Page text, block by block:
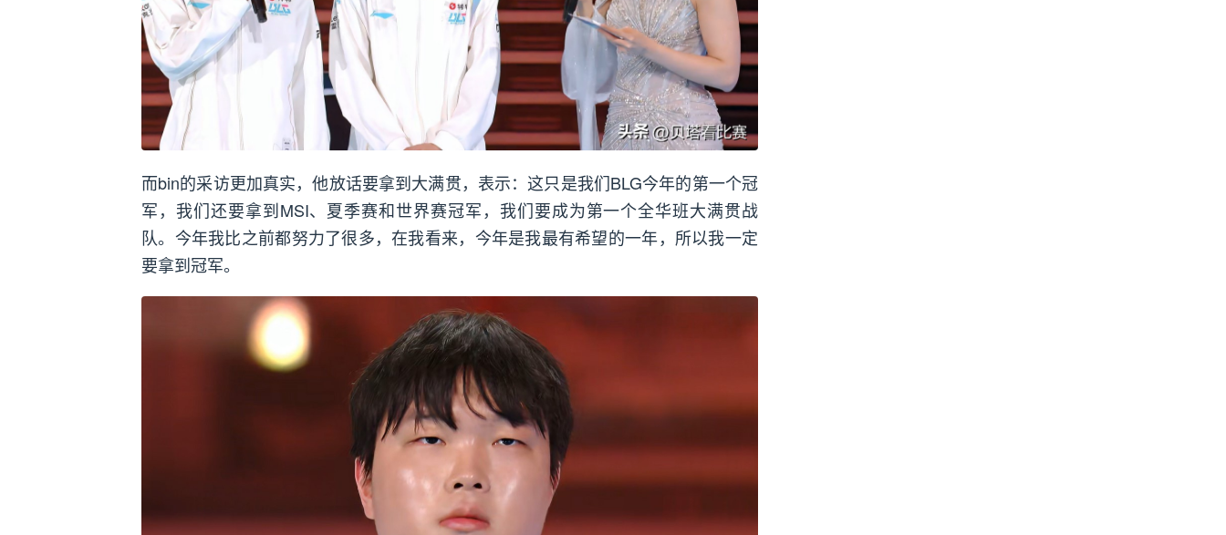
而bin的采访更加真实，他放话要拿到大满贯，表示：这只是我们BLG今年的第一个冠
军，我们还要拿到MSI、夏季赛和世界赛冠军，我们要成为第一个全华班大满贯战
队。今年我比之前都努力了很多，在我看来，今年是我最有希望的一年，所以我一定
要拿到冠军。